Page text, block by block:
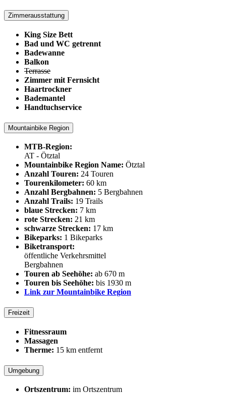
Zimmerausstattung
King Size Bett
Bad und WC getrennt
Badewanne
Balkon
Terrasse
Zimmer mit Fernsicht
Haartrockner
Bademantel
Handtuchservice
Mountainbike Region
MTB-Region:
AT - Ötztal
Mountainbike Region Name: Ötztal
Anzahl Touren: 24 Touren
Tourenkilometer: 60 km
Anzahl Bergbahnen: 5 Bergbahnen
Anzahl Trails: 19 Trails
blaue Strecken: 7 km
rote Strecken: 21 km
schwarze Strecken: 17 km
Bikeparks: 1 Bikeparks
Biketransport:
öffentliche Verkehrsmittel
Bergbahnen
Touren ab Seehöhe: ab 670 m
Touren bis Seehöhe: bis 1930 m
Link zur Mountainbike Region
Freizeit
Fitnessraum
Massagen
Therme: 15 km entfernt
Umgebung
Ortszentrum: im Ortszentrum